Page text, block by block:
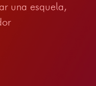
una esquela,